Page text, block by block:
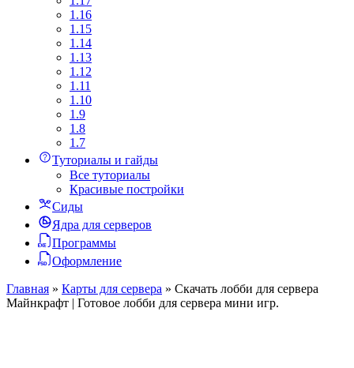
1.16
1.15
1.14
1.13
1.12
1.11
1.10
1.9
1.8
1.7
Туториалы и гайды
Все туториалы
Красивые постройки
Сиды
Ядра для серверов
Программы
Оформление
Главная » Карты для сервера » Скачать лобби для сервера
Майнкрафт | Готовое лобби для сервера мини игр.